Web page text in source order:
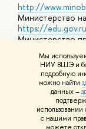
Мы
НИУ ВШЭ и
подробную
можно найти
данных –
с нашими
http://
Министерство
https://
Министерство
Массовые
© НИУ ВШЭ
использования
Шрифты HSE Sans